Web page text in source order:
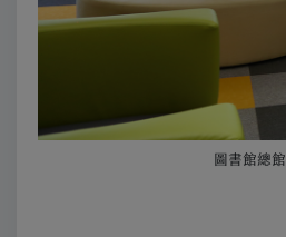
圖書館總館